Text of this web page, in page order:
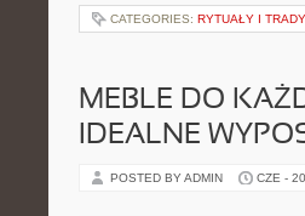
CATEGORIES: RYTUAŁY I
MEBLE DO
IDEALNE
POSTED BY ADMIN CZE -